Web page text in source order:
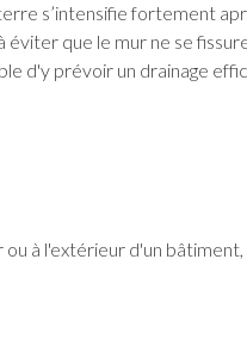
s’intensifie fortement
éviter que le mur ne se
d'y prévoir un drainage
à l'extérieur d'un